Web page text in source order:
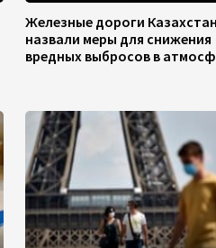
Железные дороги
назвали меры для снижения
вредных выбросов в